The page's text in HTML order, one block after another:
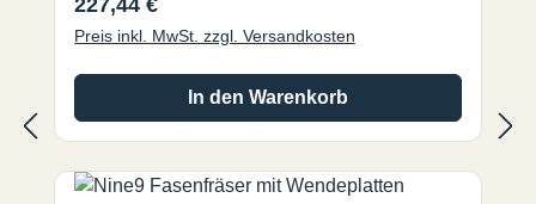
Schnittgeschwindigkeit und einen 10 mal
höheren Vorschub. Es ist eines der
227,44 €
Preis inkl. MwSt. zzgl. Versandkosten
In den Warenkorb